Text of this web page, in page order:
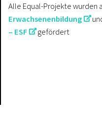
Alle Equal-Projekte wurden
Erwachsenenbildung
– ESF
gefördert